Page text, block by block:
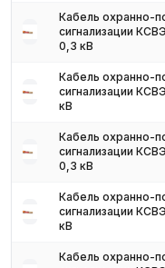
пожарных линий
индексами НГ-FRLS и НГ-
Зарубежная
подверженного
Кабель охранно-
сигнализации
0,3 кВ
Кабель охранно-
сигнализации
кВ
Кабель охранно-
сигнализации
0,3 кВ
Кабель охранно-
сигнализации
кВ
Кабель охранно-